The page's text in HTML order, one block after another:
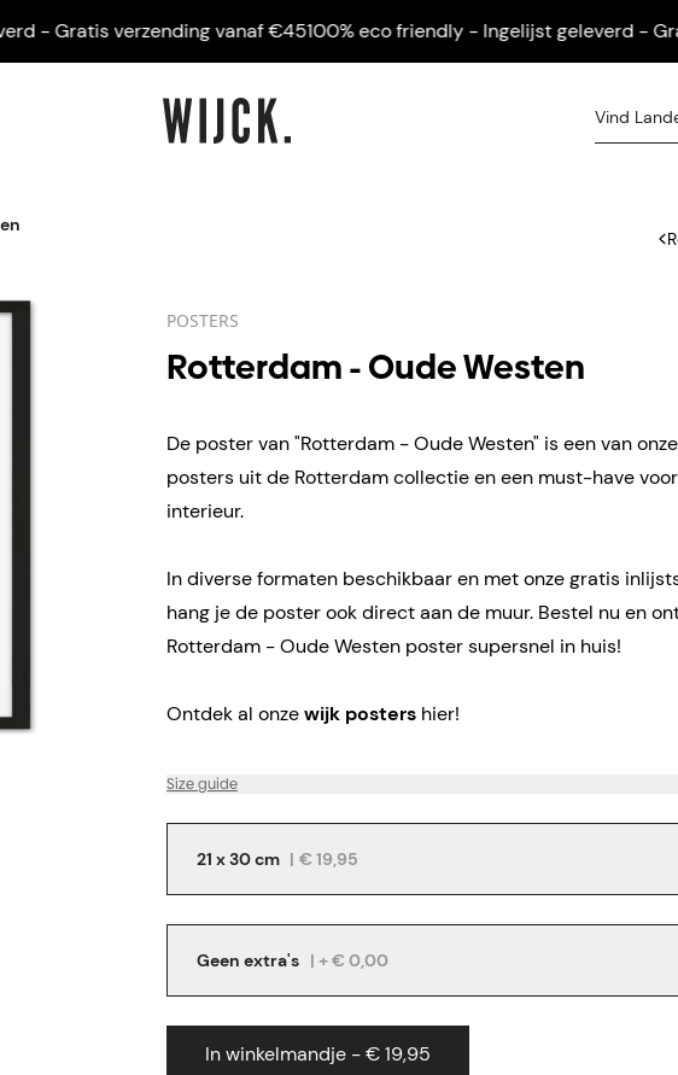
verzending vanaf €45100% eco friendly - Ingelijst geleverd - Gratis
POSTERS
Rotterdam - Oude Westen
De poster van "Rotterdam - Oude Westen" is een van
posters uit de Rotterdam collectie en een must-have
interieur.
In diverse formaten beschikbaar en met onze gratis
hang je de poster ook direct aan de muur. Bestel nu en
Rotterdam - Oude Westen poster supersnel in huis!
Ontdek al onzewijk posters hier!
Size guide
21 x 30 cm | € 19,95
Geen extra's | + € 0,00
In winkelmandje - € 19,95